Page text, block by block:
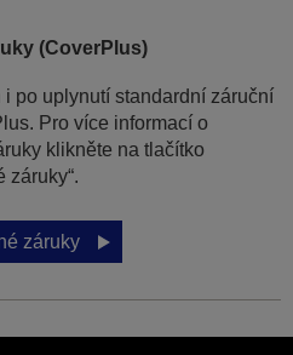
(CoverPlus)
po uplynutí standardní záruční
Pro více informací o
klikněte na tlačítko
záruky“.
záruky